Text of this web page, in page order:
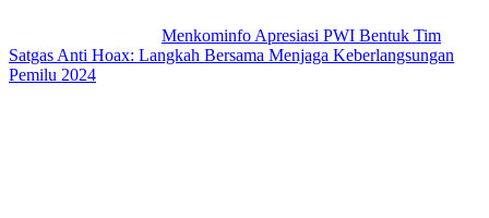
Menkominfo Apresiasi PWI Bentuk Tim
Satgas Anti Hoax: Langkah Bersama Menjaga Keberlangsungan
Pemilu 2024